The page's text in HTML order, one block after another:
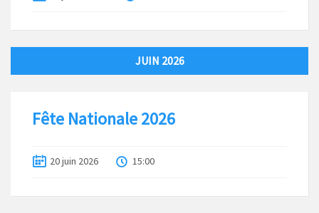
JUIN 2026
Fête Nationale 2026
20 juin 2026 15:00